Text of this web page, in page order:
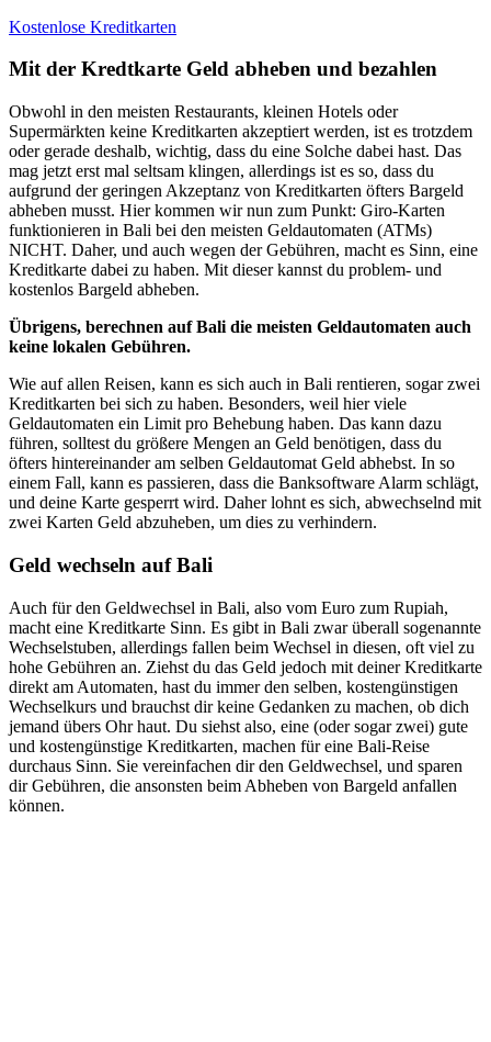
Kostenlose Kreditkarten
Mit der Kredtkarte Geld abheben und bezahlen
Obwohl in den meisten Restaurants, kleinen Hotels oder
Supermärkten keine Kreditkarten akzeptiert werden, ist es trotzdem
oder gerade deshalb, wichtig, dass du eine Solche dabei hast. Das
mag jetzt erst mal seltsam klingen, allerdings ist es so, dass du
aufgrund der geringen Akzeptanz von Kreditkarten öfters Bargeld
abheben musst. Hier kommen wir nun zum Punkt: Giro-Karten
funktionieren in Bali bei den meisten Geldautomaten (ATMs)
NICHT. Daher, und auch wegen der Gebühren, macht es Sinn, eine
Kreditkarte dabei zu haben. Mit dieser kannst du problem- und
kostenlos Bargeld abheben.
Übrigens, berechnen auf Bali die meisten Geldautomaten auch
keine lokalen Gebühren.
Wie auf allen Reisen, kann es sich auch in Bali rentieren, sogar zwei
Kreditkarten bei sich zu haben. Besonders, weil hier viele
Geldautomaten ein Limit pro Behebung haben. Das kann dazu
führen, solltest du größere Mengen an Geld benötigen, dass du
öfters hintereinander am selben Geldautomat Geld abhebst. In so
einem Fall, kann es passieren, dass die Banksoftware Alarm schlägt,
und deine Karte gesperrt wird. Daher lohnt es sich, abwechselnd mit
zwei Karten Geld abzuheben, um dies zu verhindern.
Geld wechseln auf Bali
Auch für den Geldwechsel in Bali, also vom Euro zum Rupiah,
macht eine Kreditkarte Sinn. Es gibt in Bali zwar überall sogenannte
Wechselstuben, allerdings fallen beim Wechsel in diesen, oft viel zu
hohe Gebühren an. Ziehst du das Geld jedoch mit deiner Kreditkarte
direkt am Automaten, hast du immer den selben, kostengünstigen
Wechselkurs und brauchst dir keine Gedanken zu machen, ob dich
jemand übers Ohr haut. Du siehst also, eine (oder sogar zwei) gute
und kostengünstige Kreditkarten, machen für eine Bali-Reise
durchaus Sinn. Sie vereinfachen dir den Geldwechsel, und sparen
dir Gebühren, die ansonsten beim Abheben von Bargeld anfallen
können.